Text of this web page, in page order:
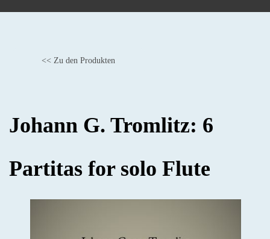
<< Zu den Produkten
Johann G. Tromlitz: 6
Partitas for solo Flute